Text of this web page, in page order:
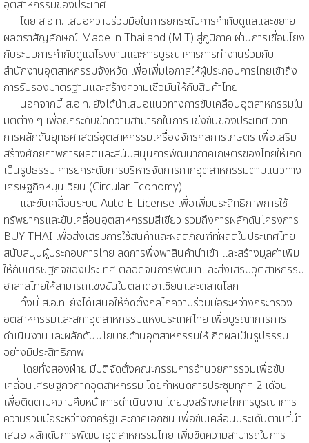
อุตสาหกรรมของประเทศ
โดย ส.อ.ท. เสนอความร่วมมือในการยกระดับการกำกับดูแลและขยาย
ผลตราสัญลักษณ์ Made in Thailand (MiT) สู่ภูมิภาค ผ่านการเชื่อมโยง
กับระบบการกำกับดูแลโรงงานและการบูรณาการการทำงานร่วมกับ
สำนักงานอุตสาหกรรมจังหวัด เพื่อเพิ่มโอกาสให้ผู้ประกอบการไทยเข้าถึง
การรับรองมาตรฐานและสร้างความเชื่อมั่นให้กับสินค้าไทย
นอกจากนี้ ส.อ.ท. ยังได้นำเสนอแนวทางการขับเคลื่อนอุตสาหกรรมใน
มิติต่าง ๆ เพื่อยกระดับขีดความสามารถในการแข่งขันของประเทศ อาทิ
การผลักดันยุทธศาสตร์อุตสาหกรรมเครื่องจักรกลการเกษตร เพื่อเสริม
สร้างศักยภาพการผลิตและสนับสนุนการพัฒนาภาคเกษตรของไทยให้เกิด
เป็นรูปธรรม การยกระดับการบริหารจัดการกากอุตสาหกรรมตามแนวทาง
เศรษฐกิจหมุนเวียน (Circular Economy)
และขับเคลื่อนระบบ Auto E-License เพื่อเพิ่มประสิทธิภาพการใช้
ทรัพยากรและขับเคลื่อนอุตสาหกรรมสีเขียว รวมถึงการผลักดันโครงการ
BUY THAI เพื่อส่งเสริมการใช้สินค้าและผลิตภัณฑ์ที่ผลิตในประเทศไทย
สนับสนุนผู้ประกอบการไทย ลดการพึ่งพาสินค้านำเข้า และสร้างมูลค่าเพิ่ม
ให้กับเศรษฐกิจของประเทศ ตลอดจนการพัฒนาและส่งเสริมอุตสาหกรรม
ฮาลาลไทยให้สามารถแข่งขันในตลาดอาเซียนและตลาดโลก
ทั้งนี้ ส.อ.ท. ยังได้เสนอให้จัดตั้งกลไกความร่วมมือระหว่างกระทรวง
อุตสาหกรรมและสภาอุตสาหกรรมแห่งประเทศไทย เพื่อบูรณาการการ
ดำเนินงานและผลักดันนโยบายด้านอุตสาหกรรมให้เกิดผลเป็นรูปธรรม
อย่างมีประสิทธิภาพ
โดยทั้งสองฝ่าย มีมติจัดตั้งคณะกรรมการอำนวยการร่วมเพื่อขับ
เคลื่อนเศรษฐกิจภาคอุตสาหกรรม โดยกำหนดการประชุมทุกๆ 2 เดือน
เพื่อติดตามความคืบหน้าการดำเนินงาน โดยมุ่งสร้างกลไกการบูรณาการ
ความร่วมมือระหว่างภาครัฐและภาคเอกชน เพื่อขับเคลื่อนประเด็นตามที่นำ
เสนอ ผลักดันการพัฒนาอุตสาหกรรมไทย เพิ่มขีดความสามารถในการ